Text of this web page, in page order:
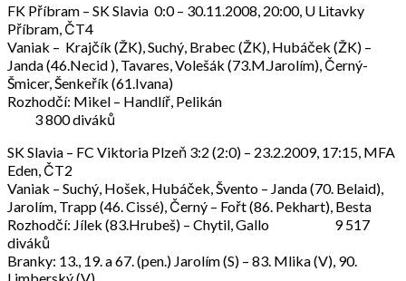
FK Příbram – SK Slavia 0:0 – 30.11.2008, 20:00, U Litavky
Příbram, ČT4
Vaniak – Krajčík (ŽK), Suchý, Brabec (ŽK), Hubáček (ŽK) –
Janda (46.Necid ), Tavares, Volešák (73.M.Jarolím), Černý-
Šmicer, Šenkeřík (61.Ivana)
Rozhodčí: Mikel – Handlíř, Pelikán
3 800 diváků
SK Slavia – FC Viktoria Plzeň 3:2 (2:0) – 23.2.2009, 17:15, MFA
Eden, ČT2
Vaniak – Suchý, Hošek, Hubáček, Švento – Janda (70. Belaid),
Jarolím, Trapp (46. Cissé), Černý – Fořt (86. Pekhart), Besta
Rozhodčí: Jílek (83.Hrubeš) – Chytil, Gallo 9 517
diváků
Branky: 13., 19. a 67. (pen.) Jarolím (S) – 83. Mlika (V), 90.
Limberský (V)